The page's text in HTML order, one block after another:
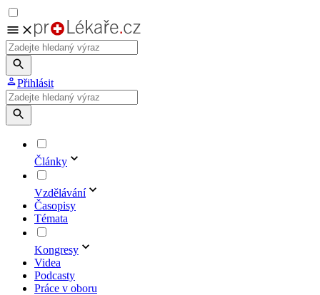
Přihlásit
Články
Vzdělávání
Časopisy
Témata
Kongresy
Videa
Podcasty
Práce v oboru